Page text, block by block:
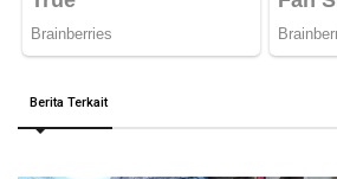
Berita Terkait